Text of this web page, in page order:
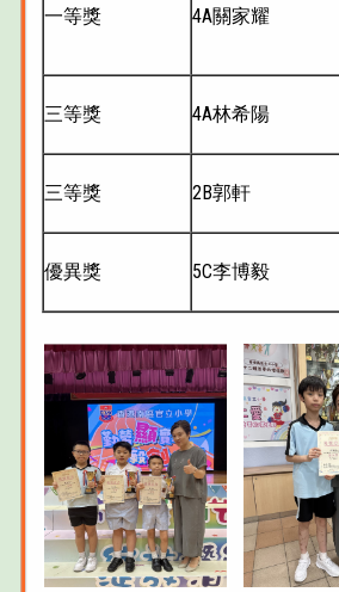
一等獎 4A關家耀
三等獎 4A林希陽
三等獎 2B郭軒
優異獎 5C李博毅